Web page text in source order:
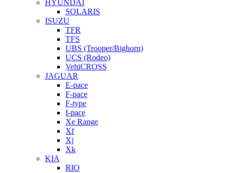
HYUNDAI
SOLARIS
ISUZU
TFR
TFS
UBS (Trooper/Bighorn)
UCS (Rodeo)
VehiCROSS
JAGUAR
E-pace
F-pace
F-type
I-pace
Xe Range
Xf
Xj
Xk
KIA
RIO